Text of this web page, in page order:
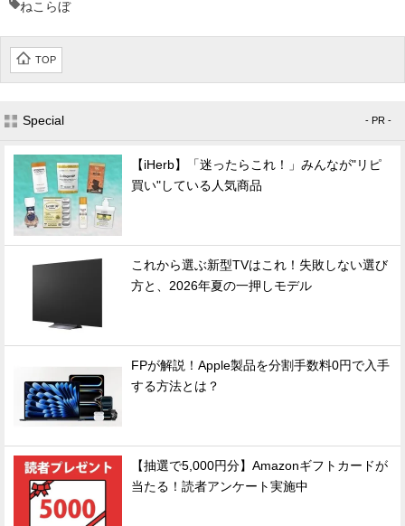
ねこらぼ
TOP
Special - PR -
【iHerb】「迷ったらこれ！」みんなが"リピ
買い"している人気商品
これから選ぶ新型TVはこれ！失敗しない選び
方と、2026年夏の一押しモデル
FPが解説！Apple製品を分割手数料0円で入手
する方法とは？
【抽選で5,000円分】Amazonギフトカードが
当たる！読者アンケート実施中